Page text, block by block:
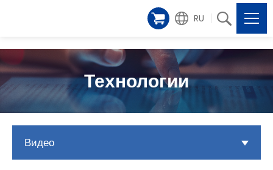
RU
Технологии
Видео